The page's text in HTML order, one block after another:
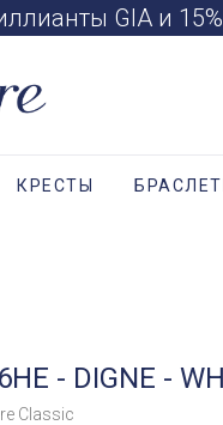
GIA и
КРЕСТЫ
- DIGNE -
Classic